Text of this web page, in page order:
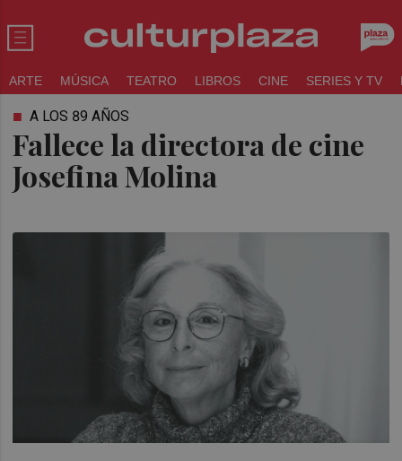
ARTE MÚSICA TEATRO LIBROS CINE SERIES Y TV
Fallece la directora de cine
Josefina Molina
A LOS 89 AÑOS